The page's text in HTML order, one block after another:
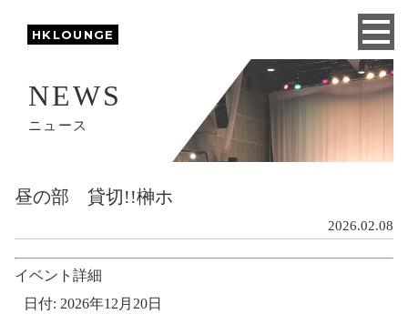
HKLOUNGE
NEWS
ニュース
昼の部 貸切!!榊ホ
2026.02.08
イベント詳細
日付: 2026年12月20日